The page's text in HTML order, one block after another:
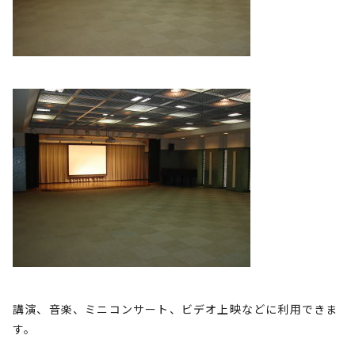
講演、音楽、ミニコンサート、ビデオ上映などに利用できま
す。